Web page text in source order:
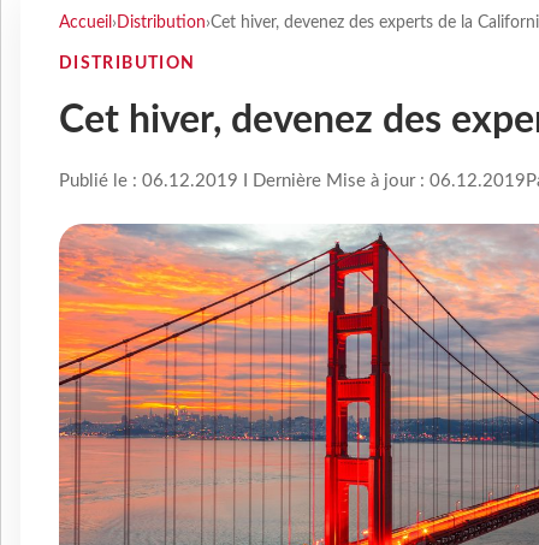
Accueil › Distribution›Cet hiver, devenez des experts de la
DISTRIBUTION
Cet hiver, devenez des
Publié le : 06.12.2019 I Dernière Mise à jour : 06.12.2019